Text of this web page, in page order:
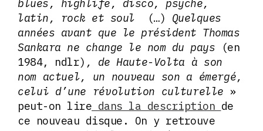
blues, highlife, disco, psyche,
latin, rock et soul
(…) Quelques
années avant que le président Thomas
Sankara ne change le nom du pays
(en
1984, ndlr) , de Haute-Volta à son
nom actuel, un nouveau son a émergé,
celui d’une révolution culturelle »
peut-on lire dans la description de
ce nouveau disque. On y retrouve